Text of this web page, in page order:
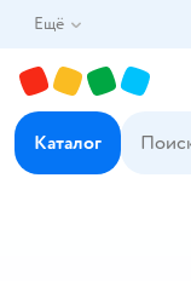
Ещё
Каталог